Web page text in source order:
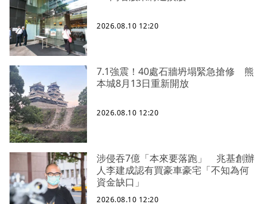
2026.08.10 12:20
7.1強震！40處石牆坍塌緊急搶修 熊
本城8月13日重新開放
2026.08.10 12:20
涉侵吞7億「本來要落跑」 兆基創辦
人李建成認有買豪車豪宅「不知為何
資金缺口」
2026.08.10 12:20